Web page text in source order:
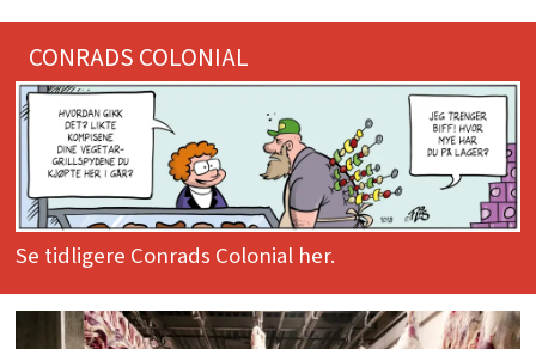
CONRADS COLONIAL
Se tidligere Conrads Colonial her.